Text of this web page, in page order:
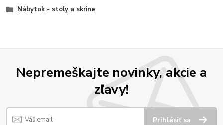
Nábytok - stoly a skrine
Nepremeškajte novinky, akcie a
zľavy!
Prihlásiť sa